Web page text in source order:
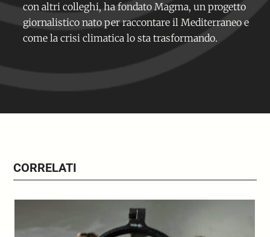
con altri colleghi, ha fondatoMagma, un progetto
giornalistico nato per raccontare il Mediterraneo e
come la crisi climatica lo sta trasformando.
CORRELATI